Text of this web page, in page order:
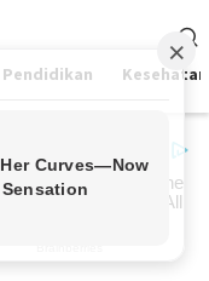
Pendidikan Kesehatan